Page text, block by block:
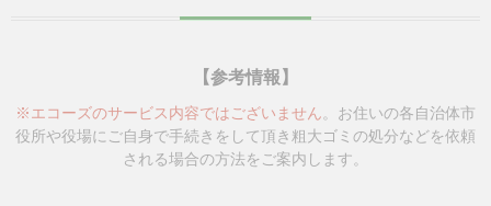
【参考情報】
※エコーズのサービス内容ではございません。お住いの各自治体市
役所や役場にご自身で手続きをして頂き 粗大ゴミの処分などを依頼
される場合の方法をご案内します。